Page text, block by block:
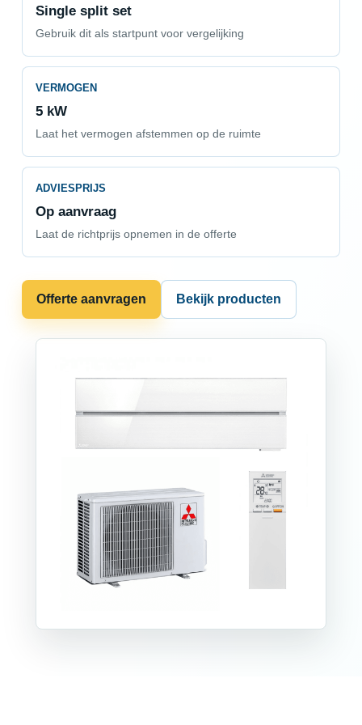
Single split set
Gebruik dit als startpunt voor vergelijking
VERMOGEN
5 kW
Laat het vermogen afstemmen op de ruimte
ADVIESPRIJS
Op aanvraag
Laat de richtprijs opnemen in de offerte
Offerte aanvragen Bekijk producten